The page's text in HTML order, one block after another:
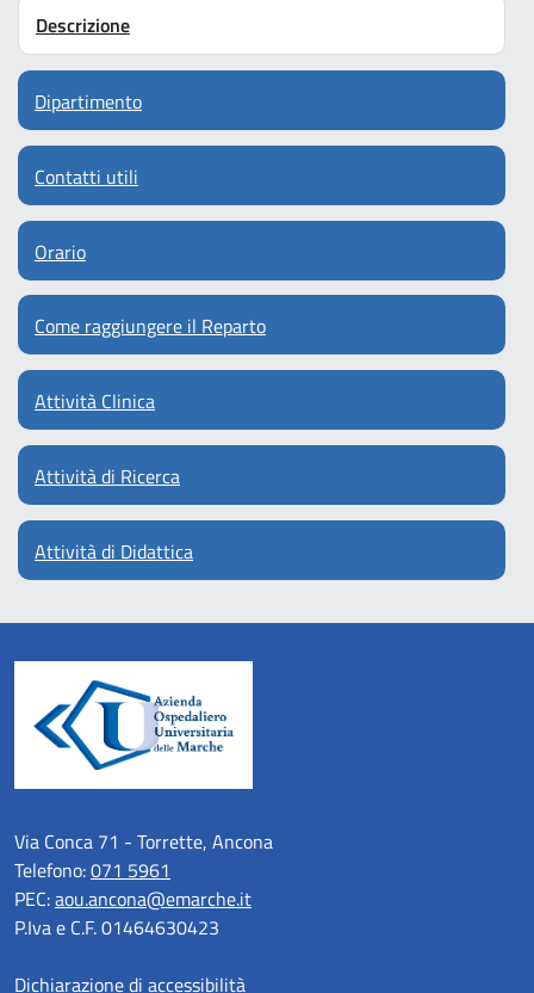
Descrizione
Dipartimento
Contatti utili
Orario
Come raggiungere il Reparto
Attività Clinica
Attività di Ricerca
Attività di Didattica
Via Conca 71 - Torrette, Ancona
Telefono:071 5961
PEC:aou.ancona@emarche.it
P.Iva e C.F. 01464630423
Dichiarazione di accessibilità